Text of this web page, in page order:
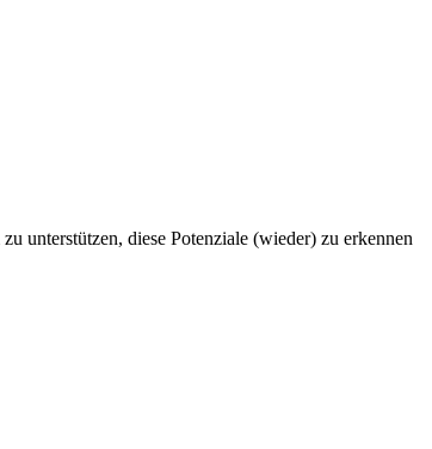
unterstützen, diese Potenziale (wieder) zu erkennen